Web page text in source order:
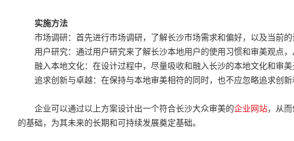
实施方法
市场调研：首先进行市场调研，了解长沙市场需求和偏好，以及当前的
用户研究：通过用户研究来了解长沙本地用户的使用习惯和审美观点
融入本地文化：在设计过程中，尽量吸收和融入长沙的本地文化和审
追求创新与卓越：在保持与本地审美相符的同时，也不应忽略追求创
企业可以通过以上方案设计出一个符合长沙大众审美的企业网站，从而
的基础，为其未来的长期和可持续发展奠定基础。